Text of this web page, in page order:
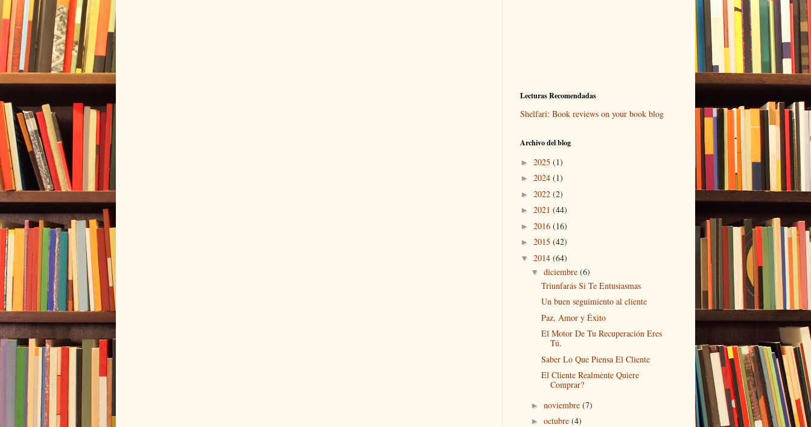
Lecturas Recomendadas
Shelfari: Book reviews on your book blog
Archivo del blog
► 2025 (1)
► 2024 (1)
► 2022 (2)
► 2021 (44)
► 2016 (16)
► 2015 (42)
▼ 2014 (64)
▼ diciembre (6)
Triunfarás Si Te Entusiasmas
Un buen seguimiento al cliente
Paz, Amor y Éxito
El Motor De Tu Recuperación Eres
Tú.
Saber Lo Que Piensa El Cliente
El Cliente Realmente Quiere
Comprar?
► noviembre (7)
► octubre (4)